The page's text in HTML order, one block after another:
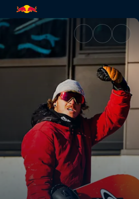
Toots Short